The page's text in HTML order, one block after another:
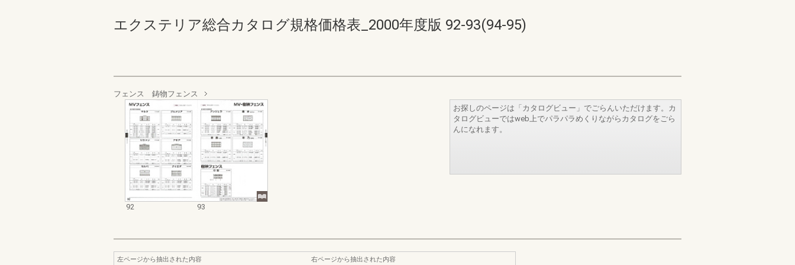
エクステリア総合カタログ規格価格表_2000年度版 92-93(94-95)
フェンス 鋳物フェンス
92 93
お探しのページは「カタログビュー」でごらんいただけます。カ
タログビューではweb上でパラパラめくりながらカタログをごら
んになれます。
左ページから抽出された内容
右ページから抽出された内容